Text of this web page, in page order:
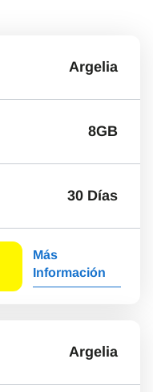
Argelia
8GB
30 Días
Más
Información
Argelia